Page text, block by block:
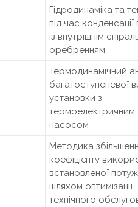
Гідродинаміка та
під час
із внутрішнім
оребренням
Термодинамічний
багатоступеневої
установки з
термоелектричним
насосом
Методика
коефіцієнту
встановленої
шляхом оптимізації
технічного